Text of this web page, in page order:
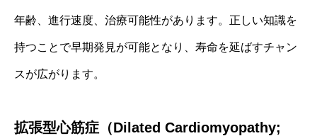
年齢、進行速度、治療可能性があります。正しい知識を
持つことで早期発見が可能となり、寿命を延ばすチャン
スが広がります。
拡張型心筋症（Dilated Cardiomyopathy;